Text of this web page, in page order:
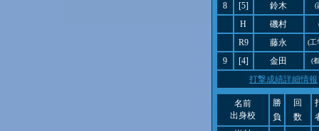
8 [5] 鈴木 (
H 磯村
R9 藤永 (工
9 [4] 金田 (
打撃成績詳細情報
名前
出身校
勝
負
回
数